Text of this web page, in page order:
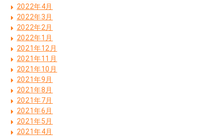
2022年4月
2022年3月
2022年2月
2022年1月
2021年12月
2021年11月
2021年10月
2021年9月
2021年8月
2021年7月
2021年6月
2021年5月
2021年4月